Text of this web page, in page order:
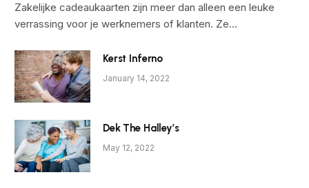
Zakelijke cadeaukaarten zijn meer dan alleen een leuke
verrassing voor je werknemers of klanten. Ze…
Kerst Inferno
January 14, 2022
Dek The Halley’s
May 12, 2022